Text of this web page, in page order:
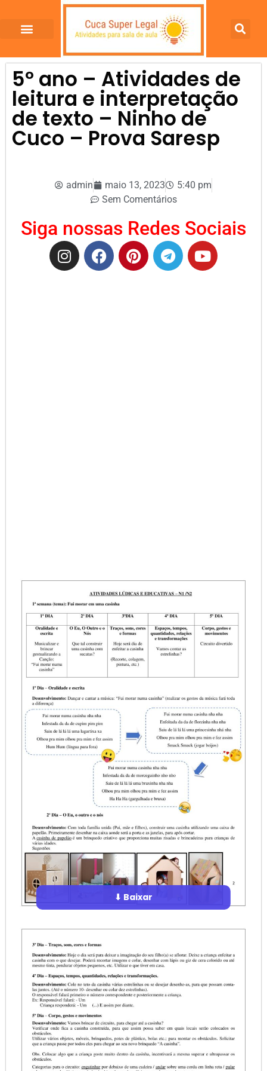
5º ano – Atividades de
leitura e interpretação
de texto – Ninho de
Cuco – Prova Saresp
admin maio 13, 2023
5:40 pm
Sem Comentários
Siga nossas Redes Sociais
⬇ Baixar